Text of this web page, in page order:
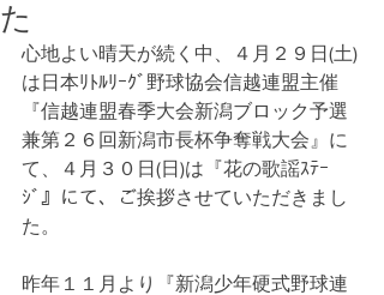
た
心地よい晴天が続く中、４月２９日(土)
は日本ﾘﾄﾙﾘｰｸﾞ野球協会信越連盟主催
『信越連盟春季大会新潟ブロック予選
兼第２６回新潟市長杯争奪戦大会』に
て、４月３０日(日)は『花の歌謡ｽﾃｰ
ｼﾞ』にて、ご挨拶させていただきまし
た。
昨年１１月より『新潟少年硬式野球連